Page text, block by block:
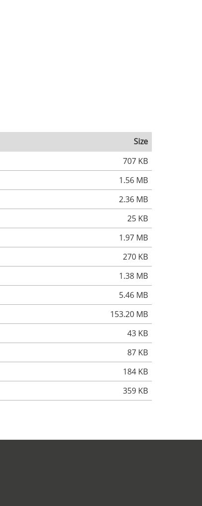
Size
707 KB
1.56 MB
2.36 MB
25 KB
1.97 MB
270 KB
1.38 MB
5.46 MB
153.20 MB
43 KB
87 KB
184 KB
359 KB